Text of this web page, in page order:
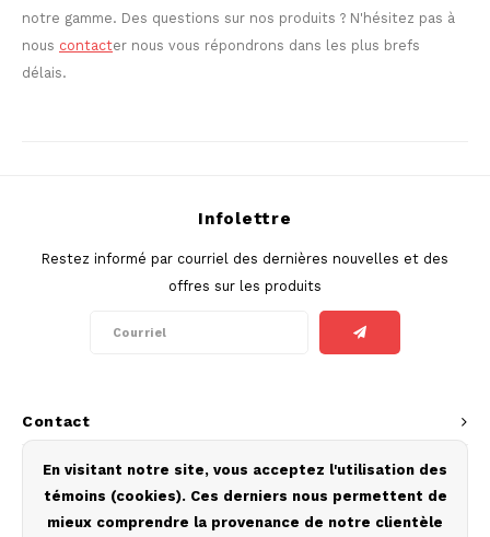
notre gamme. Des questions sur nos produits ? N'hésitez pas à
nous contacter nous vous répondrons dans les plus brefs
délais.
Contact
Infolettre
Restez informé par courriel des dernières nouvelles et des
offres sur les produits
Service à la clientèle
Mon compte
En visitant notre site, vous acceptez l'utilisation des
témoins (cookies). Ces derniers nous permettent de
mieux comprendre la provenance de notre clientèle